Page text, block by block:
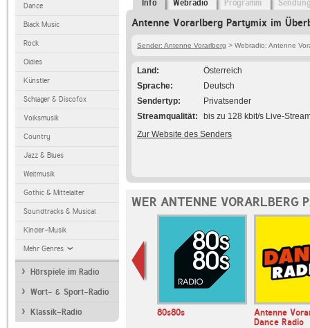
Dance
Black Music
Rock
Oldies
Künstler
Schlager & Discofox
Volksmusik
Country
Jazz & Blues
Weltmusik
Gothic & Mittelalter
Soundtracks & Musical
Kinder-Musik
Mehr Genres
Hörspiele im Radio
Wort- & Sport-Radio
Klassik-Radio
Info Webradio Programm
Antenne Vorarlberg Partymix im
Sender: Antenne Vorarlberg > Webradio: Antenne
Land
Österreich
Sprache
Deutsch
Sendertyp
Privatsender
Streamqualität
bis zu 128 kbit/s Live-
Zur Website des Senders
WER ANTENNE VORARLBERG
Radio Pilatus 80s80s
Antenne
Dance Radio